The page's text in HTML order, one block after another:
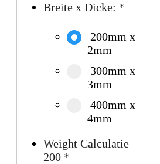
Breite x Dicke: *
200mm x
2mm
300mm x
3mm
400mm x
4mm
Weight Calculatie
200 *